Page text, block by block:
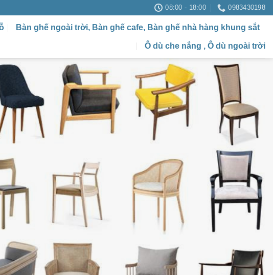
08:00 - 18:00 0983430198
Bàn ghế ngoài trời, Bàn ghế cafe, Bàn ghế nhà hàng khung sắt
Ô dù che nắng , Ô dù ngoài trời